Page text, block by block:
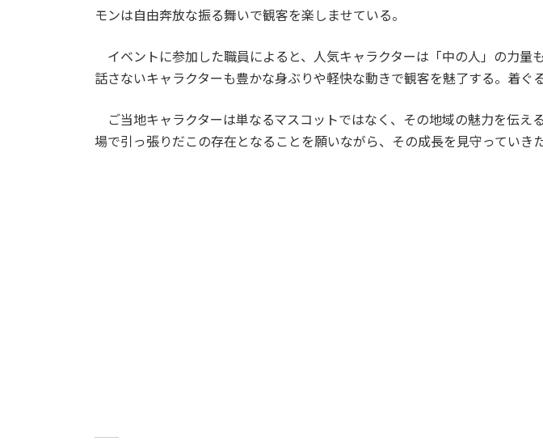
モンは自由奔放な振る舞いで観客を楽しませている。
イベントに参加した職員によると、人気キャラクターは「中の人」の力量
話さないキャラクターも豊かな身ぶりや軽快な動きで観客を魅了する。着ぐ
ご当地キャラクターは単なるマスコットではなく、その地域の魅力を伝
場で引っ張りだこの存在となることを願いながら、その成長を見守っていき